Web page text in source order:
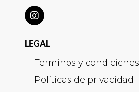
LEGAL
Terminos y condiciones
Políticas de privacidad